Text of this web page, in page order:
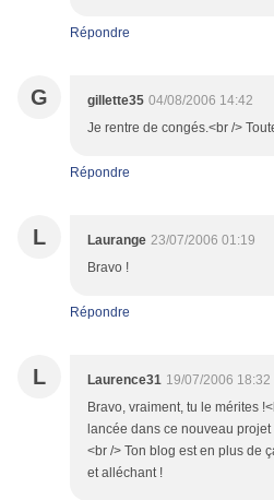
Répondre
G gillette35 04/08/2006 14:42
Je rentre de congés.<br />
Répondre
L Laurange 23/07/2006 01:19
Bravo !
Répondre
L Laurence31 19/07/2006 18:32
Bravo, vraiment, tu le mérites
lancée dans ce nouveau
<br /> Ton blog est en plus de
et alléchant !